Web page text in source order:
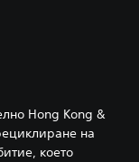
Hong Kong &
на
което